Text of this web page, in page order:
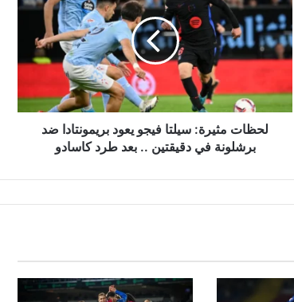
سيلتا
فيجو
يعود
بريمونتادا
برشلونة
في
دقيقتين
طرد
لحظات مثيرة: سيلتا فيجو يعود بريمونتادا ضد
برشلونة في دقيقتين .. بعد طرد كاسادو